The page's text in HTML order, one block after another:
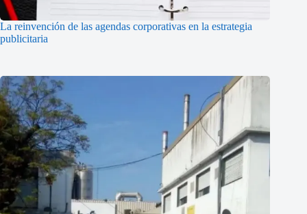
La reinvención de las agendas corporativas en la estrategia
publicitaria